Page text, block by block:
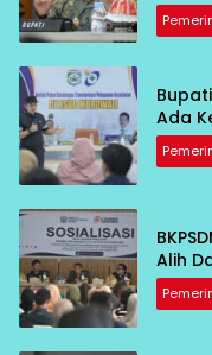
Ada
Alih